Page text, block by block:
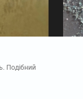
Подібний